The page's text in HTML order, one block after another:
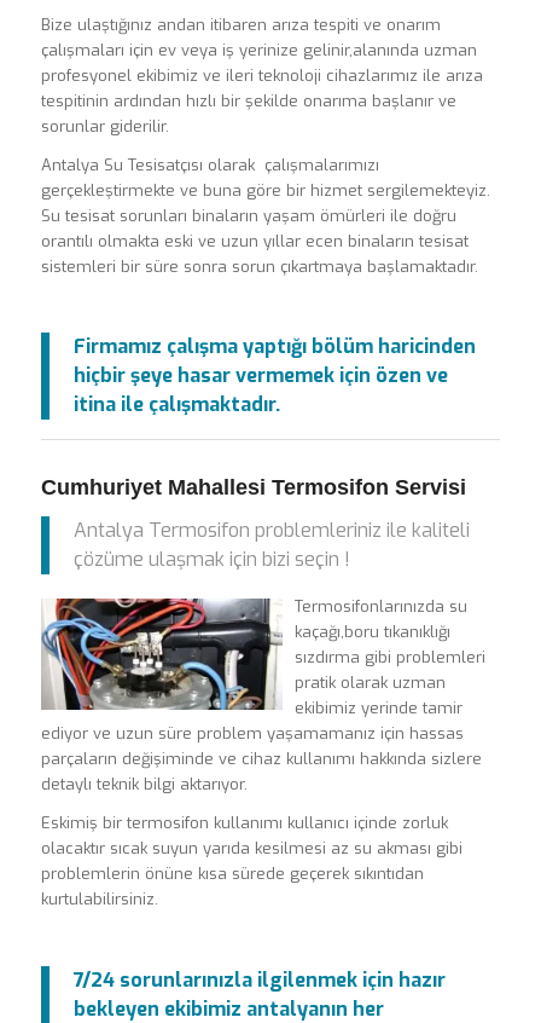
Bize ulaştığınız andan itibaren arıza tespiti ve onarım
çalışmaları için ev veya iş yerinize gelinir,alanında uzman
profesyonel ekibimiz ve ileri teknoloji cihazlarımız ile arıza
tespitinin ardından hızlı bir şekilde onarıma başlanır ve
sorunlar giderilir.
Antalya Su Tesisatçısı olarak çalışmalarımızı
gerçekleştirmekte ve buna göre bir hizmet sergilemekteyiz.
Su tesisat sorunları binaların yaşam ömürleri ile doğru
orantılı olmakta eski ve uzun yıllar ecen binaların tesisat
sistemleri bir süre sonra sorun çıkartmaya başlamaktadır.
Firmamız çalışma yaptığı bölüm haricinden
hiçbir şeye hasar vermemek için özen ve
itina ile çalışmaktadır.
Cumhuriyet Mahallesi Termosifon Servisi
Antalya Termosifon problemleriniz ile kaliteli
çözüme ulaşmak için bizi seçin !
Termosifonlarınızda su
kaçağı,boru tıkanıklığı
sızdırma gibi problemleri
pratik olarak uzman
ekibimiz yerinde tamir
ediyor ve uzun süre problem yaşamamanız için hassas
parçaların değişiminde ve cihaz kullanımı hakkında sizlere
detaylı teknik bilgi aktarıyor.
Eskimiş bir termosifon kullanımı kullanıcı içinde zorluk
olacaktır sıcak suyun yarıda kesilmesi az su akması gibi
problemlerin önüne kısa sürede geçerek sıkıntıdan
kurtulabilirsiniz.
7/24 sorunlarınızla ilgilenmek için hazır
bekleyen ekibimiz antalyanın her